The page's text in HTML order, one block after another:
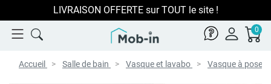
LIVRAISON OFFERTE sur TOUT le site !
0
Accueil Salle de bain Vasque et lavabo Vasque à poser